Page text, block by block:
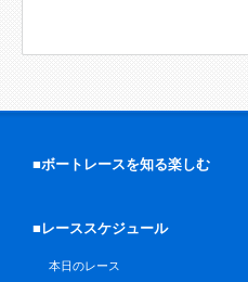
■ボートレースを知る楽しむ
■レーススケジュール
本日のレース